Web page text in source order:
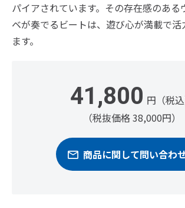
パイアされています。その存在感のある
ベが奏でるビートは、遊び心が満載で活
ます。
41,800 円（税込
（税抜価格 38,000円）
商品に関して問い合わ